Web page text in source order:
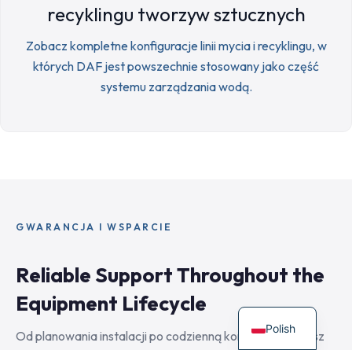
recyklingu tworzyw sztucznych
Zobacz kompletne konfiguracje linii mycia i recyklingu, w
których DAF jest powszechnie stosowany jako część
systemu zarządzania wodą.
GWARANCJA I WSPARCIE
Reliable Support Throughout the
Equipment Lifecycle
Od planowania instalacji po codzienną konserwację, nasz
Polish